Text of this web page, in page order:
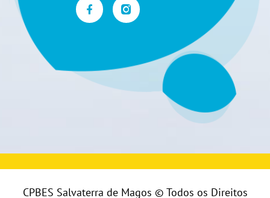
CPBES Salvaterra de Magos © Todos os Direitos